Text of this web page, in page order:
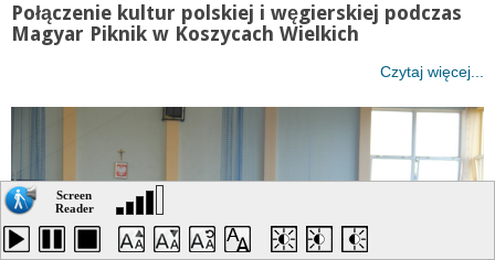
Połączenie kultur polskiej i węgierskiej podczas
Magyar Piknik w Koszycach Wielkich
Czytaj więcej...